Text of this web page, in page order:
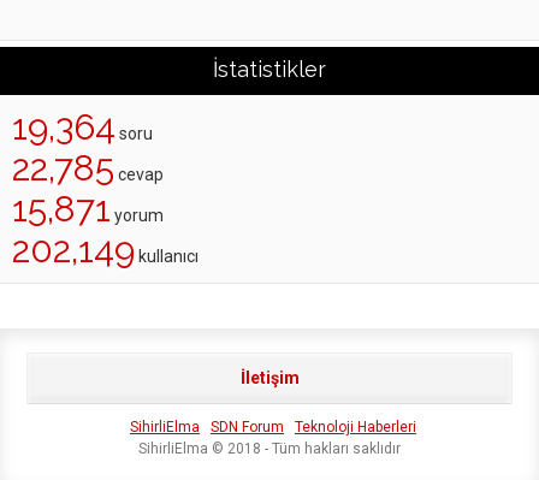
İstatistikler
19,364 soru
22,785 cevap
15,871 yorum
202,149 kullanıcı
İletişim
SihirliElma SDN Forum
Teknoloji Haberleri
SihirliElma © 2018 - Tüm hakları saklıdır